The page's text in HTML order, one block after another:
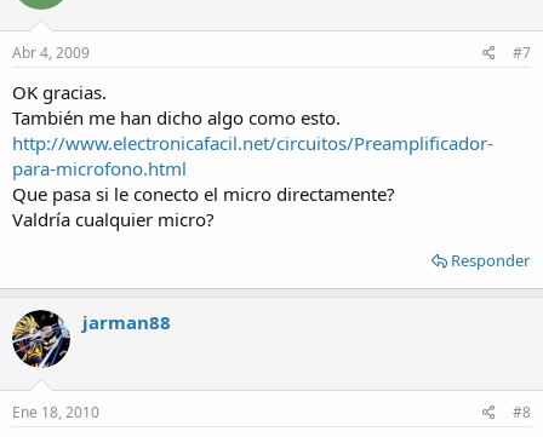
Abr 4, 2009 #7
OK gracias.
También me han dicho algo como esto.
http://www.electronicafacil.net/circuitos/Preamplificador-
para-microfono.html
Que pasa si le conecto el micro directamente?
Valdría cualquier micro?
Responder
jarman88
Ene 18, 2010 #8